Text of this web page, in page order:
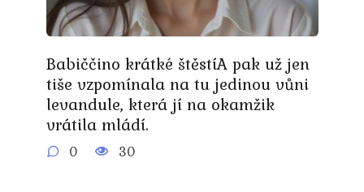
Babiččino krátké štěstíA pak už jen
tiše vzpomínala na tu jedinou vůni
levandule, která jí na okamžik
vrátila mládí.
0 30